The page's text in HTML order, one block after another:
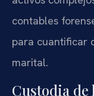
contables
para cuantificar
marital.
Custodia de